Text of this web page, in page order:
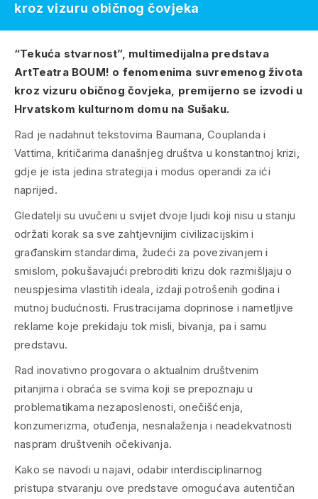
“Tekuća stvarnost”, multimedijalna predstava
ArtTeatra BOUM! o fenomenima suvremenog života
kroz vizuru običnog čovjeka, premijerno se izvodi u
Hrvatskom kulturnom domu na Sušaku.
Rad je nadahnut tekstovima Baumana, Couplanda i
Vattima, kritičarima današnjeg društva u konstantnoj krizi,
gdje je ista jedina strategija i modus operandi za ići
naprijed.
Gledatelji su uvučeni u svijet dvoje ljudi koji nisu u stanju
održati korak sa sve zahtjevnijim civilizacijskim i
građanskim standardima, žudeći za povezivanjem i
smislom, pokušavajući prebroditi krizu dok razmišljaju o
neuspjesima vlastitih ideala, izdaji potrošenih godina i
mutnoj budućnosti. Frustracijama doprinose i nametljive
reklame koje prekidaju tok misli, bivanja, pa i samu
predstavu.
Rad inovativno progovara o aktualnim društvenim
pitanjima i obraća se svima koji se prepoznaju u
problematikama nezaposlenosti, onečišćenja,
konzumerizma, otuđenja, nesnalaženja i neadekvatnosti
naspram društvenih očekivanja.
Kako se navodi u najavi, odabir interdisciplinarnog
pristupa stvaranju ove predstave omogućava autentičan
kroz vizuru običnog čovjeka